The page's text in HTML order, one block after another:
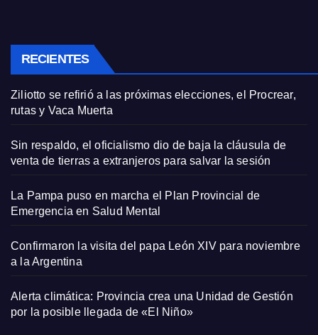
RECIENTES
Ziliotto se refirió a las próximas elecciones, el Procrear,
rutas y Vaca Muerta
Sin respaldo, el oficialismo dio de baja la cláusula de
venta de tierras a extranjeros para salvar la sesión
La Pampa puso en marcha el Plan Provincial de
Emergencia en Salud Mental
Confirmaron la visita del papa León XIV para noviembre
a la Argentina
Alerta climática: Provincia crea una Unidad de Gestión
por la posible llegada de «El Niño»